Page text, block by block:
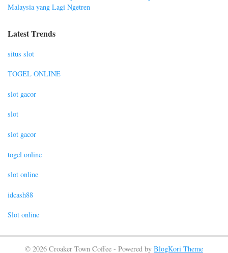
Malaysia yang Lagi Ngetren
Latest Trends
situs slot
TOGEL ONLINE
slot gacor
slot
slot gacor
togel online
slot online
idcash88
Slot online
© 2026 Croaker Town Coffee - Powered by BlogKori Theme